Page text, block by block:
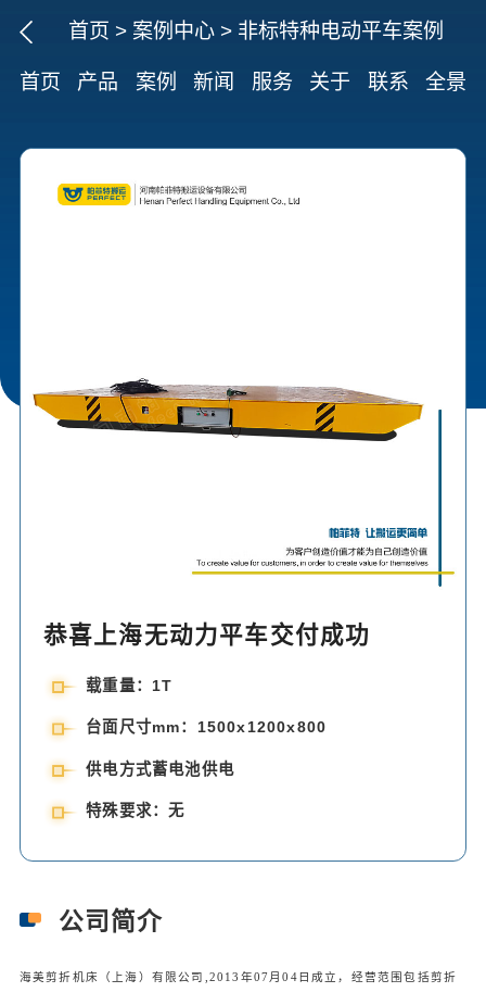
首页 > 案例中心> 非标特种电动平车案例
首页 产品 案例 新闻 服务 关于 联系 全景
恭喜上海无动力平车交付成功
载重量：1T
台面尺寸mm：1500x1200x800
供电方式蓄电池供电
特殊要求：无
公司简介
海美剪折机床（上海）有限公司,2013年07月04日成立，经营范围包括剪折